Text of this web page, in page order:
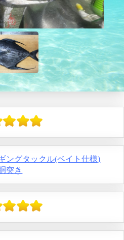
ングタックル(ベイト仕様)
突き